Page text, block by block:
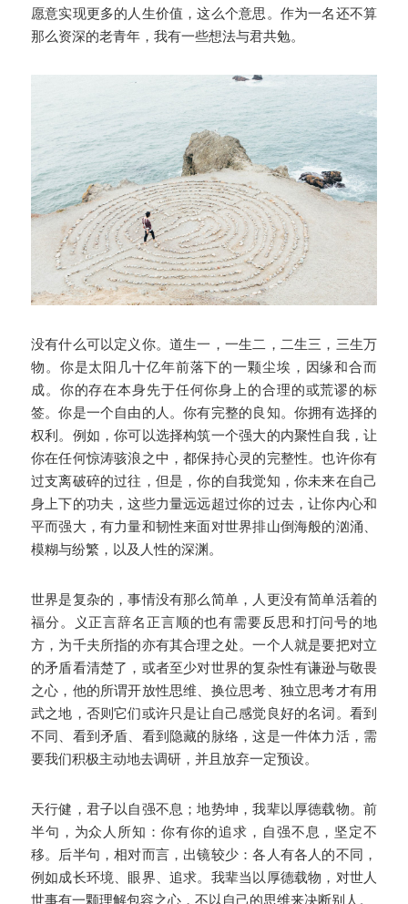
愿意实现更多的人生价值，这么个意思。作为一名还不算
那么资深的老青年，我有一些想法与君共勉。
没有什么可以定义你。道生一，一生二，二生三，三生万
物。你是太阳几十亿年前落下的一颗尘埃，因缘和合而
成。你的存在本身先于任何你身上的合理的或荒谬的标
签。你是一个自由的人。你有完整的良知。你拥有选择的
权利。例如，你可以选择构筑一个强大的内聚性自我，让
你在任何惊涛骇浪之中，都保持心灵的完整性。也许你有
过支离破碎的过往，但是，你的自我觉知，你未来在自己
身上下的功夫，这些力量远远超过你的过去，让你内心和
平而强大，有力量和韧性来面对世界排山倒海般的汹涌、
模糊与纷繁，以及人性的深渊。
世界是复杂的，事情没有那么简单，人更没有简单活着的
福分。义正言辞名正言顺的也有需要反思和打问号的地
方，为千夫所指的亦有其合理之处。一个人就是要把对立
的矛盾看清楚了，或者至少对世界的复杂性有谦逊与敬畏
之心，他的所谓开放性思维、换位思考、独立思考才有用
武之地，否则它们或许只是让自己感觉良好的名词。看到
不同、看到矛盾、看到隐藏的脉络，这是一件体力活，需
要我们积极主动地去调研，并且放弃一定预设。
天行健，君子以自强不息；地势坤，我辈以厚德载物。前
半句，为众人所知：你有你的追求，自强不息，坚定不
移。后半句，相对而言，出镜较少：各人有各人的不同，
例如成长环境、眼界、追求。我辈当以厚德载物，对世人
世事有一颗理解包容之心，不以自己的思维来决断别人。